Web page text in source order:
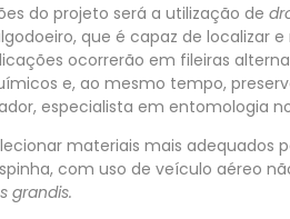
do projeto será a utilização de
que é capaz de localizar
ocorrerão em fileiras
e, ao mesmo tempo,
especialista em entomologia
materiais mais adequados
com uso de veículo aéreo
grandis.